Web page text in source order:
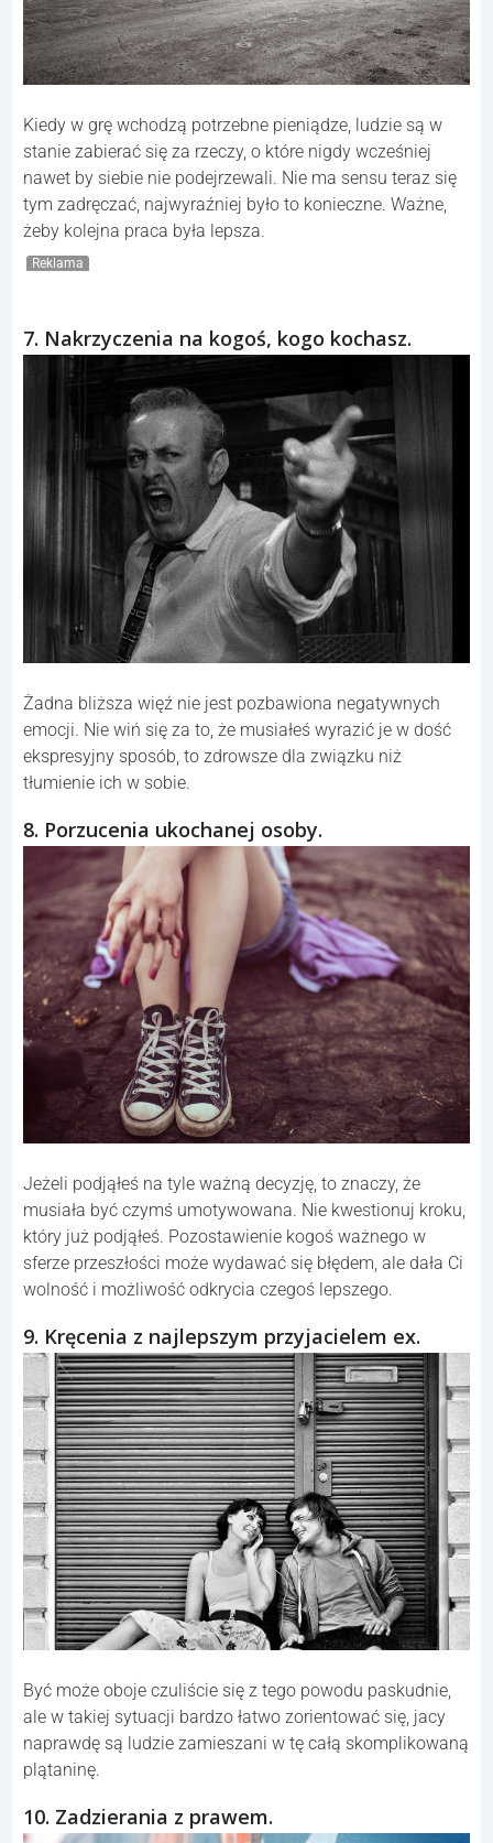
Kiedy w grę wchodzą potrzebne pieniądze, ludzie są w
stanie zabierać się za rzeczy, o które nigdy wcześniej
nawet by siebie nie podejrzewali. Nie ma sensu teraz się
tym zadręczać, najwyraźniej było to konieczne. Ważne,
żeby kolejna praca była lepsza.
Reklama
7. Nakrzyczenia na kogoś, kogo kochasz.
Żadna bliższa więź nie jest pozbawiona negatywnych
emocji. Nie wiń się za to, że musiałeś wyrazić je w dość
ekspresyjny sposób, to zdrowsze dla związku niż
tłumienie ich w sobie.
8. Porzucenia ukochanej osoby.
Jeżeli podjąłeś na tyle ważną decyzję, to znaczy, że
musiała być czymś umotywowana. Nie kwestionuj kroku,
który już podjąłeś. Pozostawienie kogoś ważnego w
sferze przeszłości może wydawać się błędem, ale dała Ci
wolność i możliwość odkrycia czegoś lepszego.
9. Kręcenia z najlepszym przyjacielem ex.
Być może oboje czuliście się z tego powodu paskudnie,
ale w takiej sytuacji bardzo łatwo zorientować się, jacy
naprawdę są ludzie zamieszani w tę całą skomplikowaną
plątaninę.
10. Zadzierania z prawem.